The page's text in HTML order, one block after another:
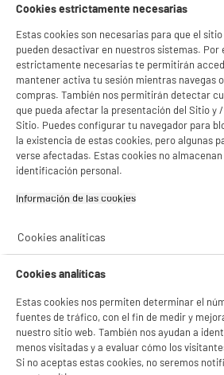
1
Desinflación
Desinflamoslos
la
Garantizamos
bajos todo el
DEPOT
Con el fin de mejorar tu experiencia, y tras tu
y sus socios utilizan cookies que procesan tus
- compartir contenido adaptado a tus preferencias
- ofrecer publicidad y comunicaciones
- facilitar el intercambio de contenido en las redes
- analizar el tráfico en nuestro sitio web Consulta la
Consulta la política de cookies..
Si aceptas, la experiencia será aún mejor. Si no
estadísticas anónimas basadas en tu navegación.
gestionando sus cookies.
Cookies estrictamente necesarias
Estas cookies son necesarias para que el
pueden desactivar en nuestros sistemas. Por
estrictamente necesarias te permitirán
mantener activa tu sesión mientras navegas
compras. También nos permitirán detectar
que pueda afectar la presentación del Sitio y
Sitio. Puedes configurar tu navegador para
la existencia de estas cookies, pero algunas
verse afectadas. Estas cookies no
identificación personal.
Información de las cookies‎
Cookies analíticas
Cookies analíticas
Estas cookies nos permiten determinar el
fuentes de tráfico, con el fin de medir y
nuestro sitio web. También nos ayudan a
menos visitadas y a evaluar cómo los
Si no aceptas estas cookies, no seremos